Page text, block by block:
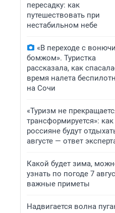
пересадку: как
путешествовать при
нестабильном небе
«В переходе с
бомжом». Туристка
рассказала, как
время налета
на Сочи
«Туризм не
трансформируется»: как
россияне будут
августе — ответ
Какой будет зима,
узнать по погоде 7
важные приметы
Надвигается волна